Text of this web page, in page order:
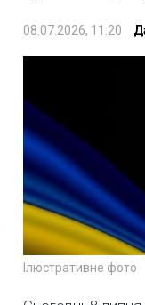
08.07.2026, 11:20
Ілюстративне фото